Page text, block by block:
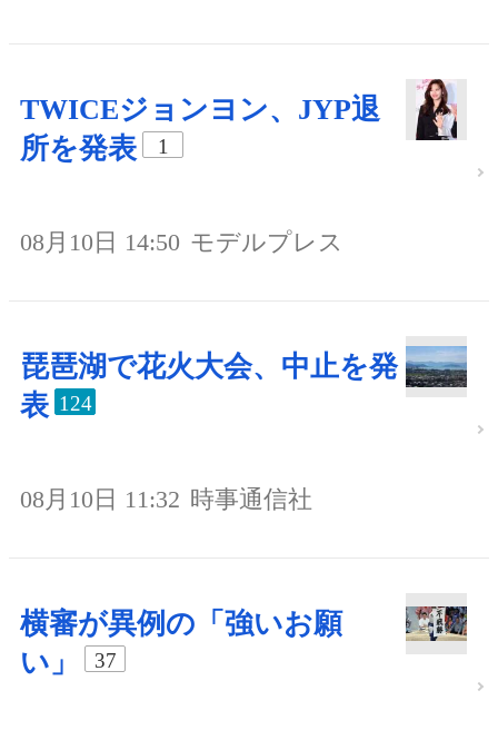
TWICEジョンヨン、JYP退
所を発表
1
08月10日 14:50 モデルプレス
琵琶湖で花火大会、中止を発
表 124
08月10日 11:32 時事通信社
横審が異例の「強いお願
い」
37